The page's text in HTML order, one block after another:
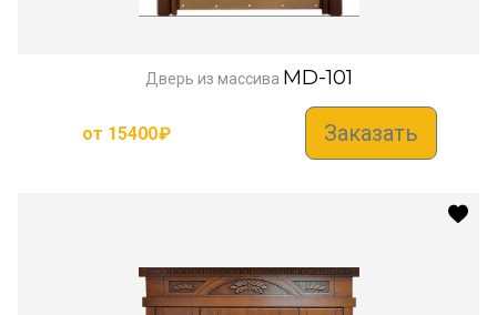
Дверь из массива MD-101
от 15400₽ Заказать